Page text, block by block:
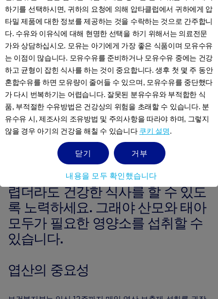
많은 임산부들이 아침에
침대에서 일어나기 전 마
른 크래커를 먹으면 속을
진정시키는 데 도움이 될
수 있다고 말합니다
몇 몇의 임산부들은 탄산 음료
의 일종인 진저에일을 마실경
우 메스꺼움이나 토 증상을 완
화하는 도움될 수 있다고 말합
니다
11.
평소만큼 음식을 섭취하는 것이 어
렵더라도 건강한 식사를 할 수 있도
록 노력하세요. 그래야 산모와 태아
모두가 필요한 영양소를 섭취할 수
있습니다.
엽산의 중요성
하기를 선택하시면, 귀하의 요청에 의해 압타클럽에서 귀하에게 압
타밀 제품에 대한 정보를 제공하는 것을 수락하는 것으로 간주합니
다. 수유와 이유식에 대해 현명한 선택을 하기 위해서는 의료전문
가와 상담하십시오. 모유는 아기에게 가장 좋은 식품이며 모유수유
는 이점이 많습니다. 모유수유를 준비하거나 모유수유 중에는 건강
하고 균형이 잡힌 식사를 하는 것이 중요합니다. 생후 첫 몇 주 동안
혼합수유를 하면 모유량이 줄어들 수 있으며, 모유수유를 중단했다
가 다시 번복하기는 어렵습니다. 잘못된 분유수유와 부적합한 식
품, 부적절한 수유방법은 건강상의 위험을 초래할 수 있습니다. 분
유수유 시, 제조사의 조유방법 및 주의사항을 따라야 하며, 그렇지
않을 경우 아기의 건강을 해칠 수 있습니다 쿠키 설명.
닫기
거부
내용을 모두 확인했습니다